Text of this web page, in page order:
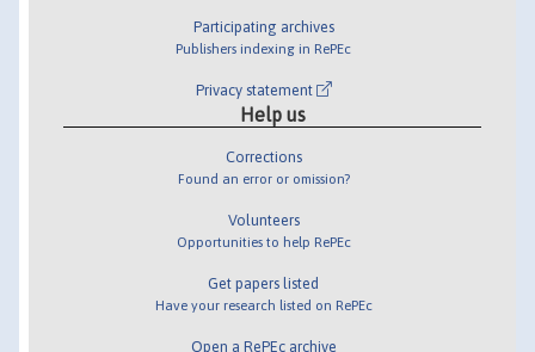
Participating archives
Publishers indexing in RePEc
Privacy statement
Help us
Corrections
Found an error or omission?
Volunteers
Opportunities to help RePEc
Get papers listed
Have your research listed on RePEc
Open a RePEc archive